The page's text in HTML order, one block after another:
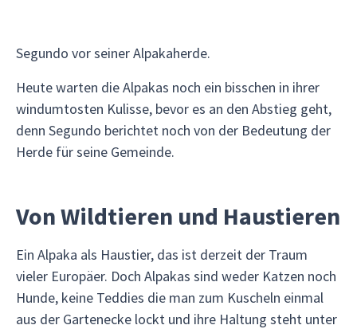
Segundo vor seiner Alpakaherde.
Heute warten die Alpakas noch ein bisschen in ihrer
windumtosten Kulisse, bevor es an den Abstieg geht,
denn Segundo berichtet noch von der Bedeutung der
Herde für seine Gemeinde.
Von Wildtieren und Haustieren
Ein Alpaka als Haustier, das ist derzeit der Traum
vieler Europäer. Doch Alpakas sind weder Katzen noch
Hunde, keine Teddies die man zum Kuscheln einmal
aus der Gartenecke lockt und ihre Haltung steht unter